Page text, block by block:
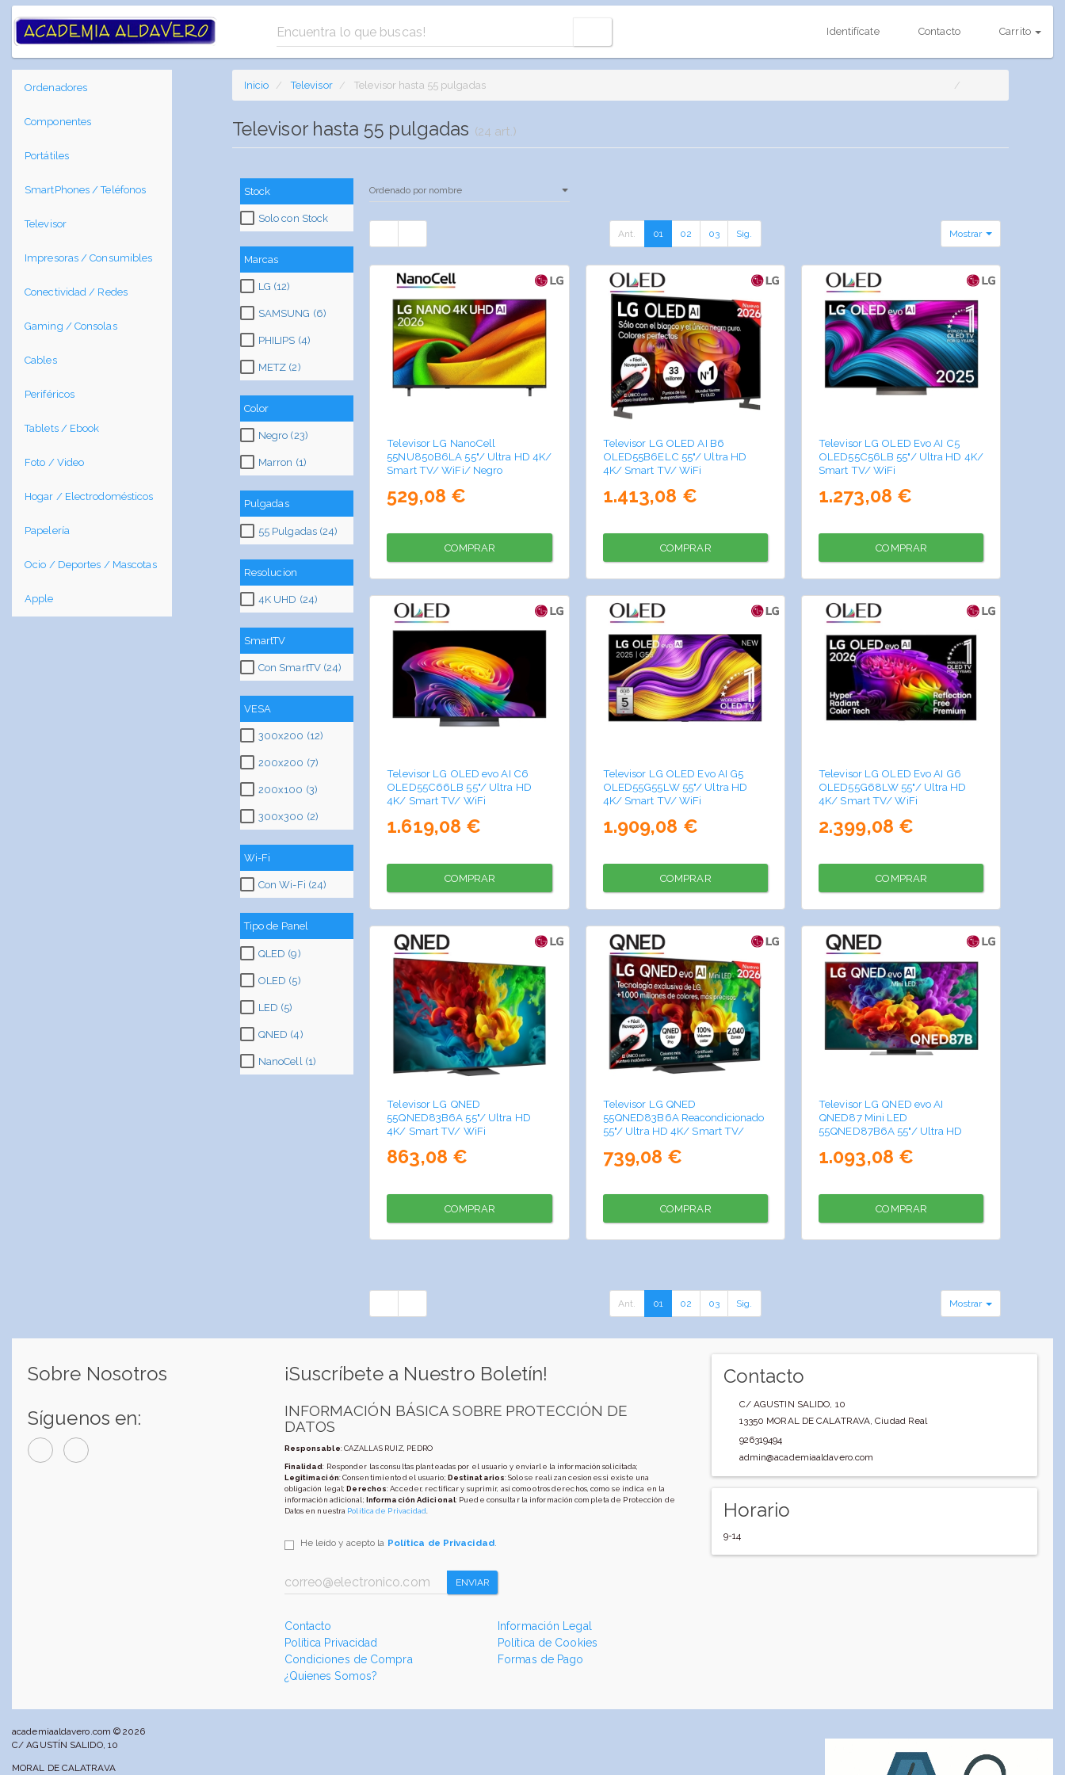
Identifícate Contacto Carrito
Ordenadores
Componentes
Portátiles
SmartPhones / Teléfonos
Televisor
Impresoras / Consumibles
Conectividad / Redes
Gaming / Consolas
Cables
Periféricos
Tablets / Ebook
Foto / Video
Hogar / Electrodomésticos
Papelería
Ocio / Deportes / Mascotas
Apple
Inicio Televisor Televisor hasta 55 pulgadas
Televisor hasta 55 pulgadas (24 art.)
Stock
Solo con Stock
Marcas
LG (12)
SAMSUNG (6)
PHILIPS (4)
METZ (2)
Color
Negro (23)
Marron (1)
Pulgadas
55 Pulgadas (24)
Resolucion
4K UHD (24)
SmartTV
Con SmartTV (24)
VESA
300x200 (12)
200x200 (7)
200x100 (3)
300x300 (2)
Wi-Fi
Con Wi-Fi (24)
Tipo de Panel
QLED (9)
OLED (5)
LED (5)
QNED (4)
NanoCell (1)
Ant. 01 02 03 Sig. Mostrar
Televisor LG NanoCell
55NU850B6LA 55"/ Ultra HD 4K/
Smart TV/ WiFi/ Negro
529,08 €
COMPRAR
Televisor LG OLED AI B6
OLED55B6ELC 55"/ Ultra HD
4K/ Smart TV/ WiFi
1.413,08 €
COMPRAR
Televisor LG OLED Evo AI C5
OLED55C56LB 55"/ Ultra HD 4K/
Smart TV/ WiFi
1.273,08 €
COMPRAR
Televisor LG OLED evo AI C6
OLED55C66LB 55"/ Ultra HD
4K/ Smart TV/ WiFi
1.619,08 €
COMPRAR
Televisor LG OLED Evo AI G5
OLED55G55LW 55"/ Ultra HD
4K/ Smart TV/ WiFi
1.909,08 €
COMPRAR
Televisor LG OLED Evo AI G6
OLED55G68LW 55"/ Ultra HD
4K/ Smart TV/ WiFi
2.399,08 €
COMPRAR
Televisor LG QNED
55QNED83B6A 55"/ Ultra HD
4K/ Smart TV/ WiFi
863,08 €
COMPRAR
Televisor LG QNED
55QNED83B6A Reacondicionado
55"/ Ultra HD 4K/ Smart TV/
739,08 €
COMPRAR
Televisor LG QNED evo AI
QNED87 Mini LED
55QNED87B6A 55"/ Ultra HD
1.093,08 €
COMPRAR
Ant. 01 02 03 Sig. Mostrar
Sobre Nosotros
Síguenos en:
¡Suscríbete a Nuestro Boletín!
INFORMACIÓN BÁSICA SOBRE PROTECCIÓN DE
DATOS
Responsable: CAZALLAS RUIZ, PEDRO
Finalidad: Responder las consultas planteadas por el usuario y enviarle la información solicitada;
Legitimación: Consentimiento del usuario; Destinatarios: Solo se realizan cesiones si existe una
obligación legal; Derechos: Acceder, rectificar y suprimir, así como otros derechos, como se indica en la
información adicional; Información Adicional: Puede consultar la información completa de Protección de
Datos en nuestra Política de Privacidad.
He leído y acepto la Política de Privacidad.
ENVIAR
Contacto
Información Legal
Política Privacidad
Política de Cookies
Condiciones de Compra
Formas de Pago
¿Quienes Somos?
Contacto
C/ AGUSTIN SALIDO, 10
13350 MORAL DE CALATRAVA ,Ciudad Real
926319494
admin@academiaaldavero.com
Horario
9-14
academiaaldavero.com © 2026
C/ AGUSTÍN SALIDO, 10
MORAL DE CALATRAVA